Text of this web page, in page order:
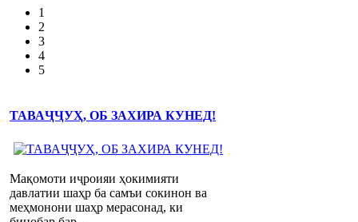
1
2
3
4
5
ТАВАҶҶУҲ, ОБ ЗАХИРА КУНЕД!
Мақомоти иҷроияи ҳокимияти
давлатии шаҳр ба самъи сокинон ва
меҳмонони шаҳр мерасонад, ки